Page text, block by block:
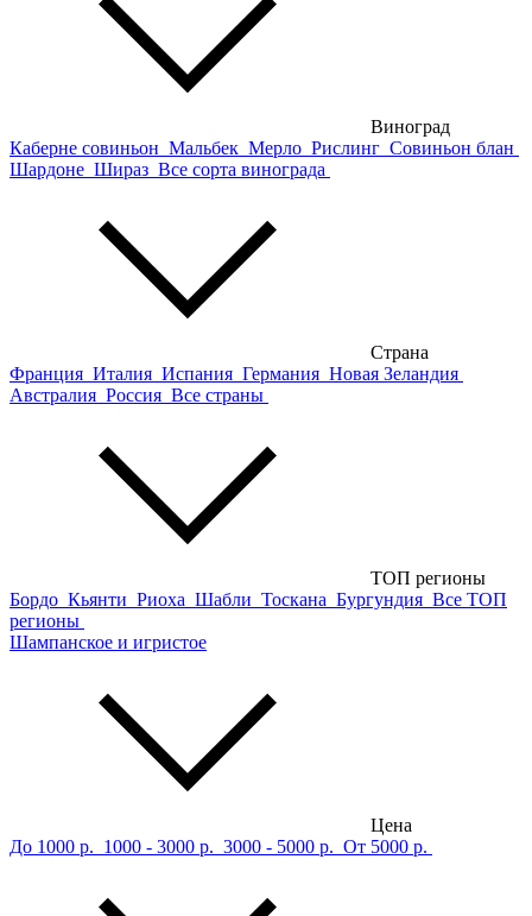
Виноград
Каберне совиньон Мальбек Мерло Рислинг Совиньон блан
Шардоне Шираз Все сорта винограда
Страна
Франция Италия Испания Германия Новая Зеландия
Австралия Россия Все страны
ТОП регионы
Бордо Кьянти Риоха Шабли Тоскана Бургундия Все ТОП
регионы
Шампанское и игристое
Цена
До 1000 р. 1000 - 3000 р. 3000 - 5000 р. От 5000 р.